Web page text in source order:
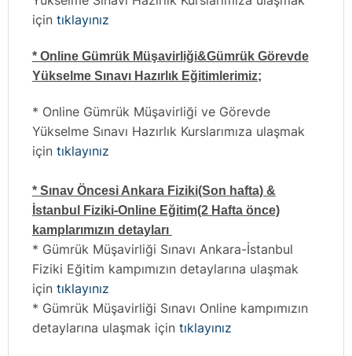
için tıklayınız
* Online Gümrük Müşavirliği&Gümrük Görevde
Yükselme Sınavı Hazırlık Eğitimlerimiz;
* Online Gümrük Müşavirliği ve Görevde
Yükselme Sınavı Hazırlık Kurslarımıza ulaşmak
için tıklayınız
* Sınav Öncesi Ankara Fiziki(Son hafta) &
İstanbul Fiziki-Online Eğitim(2 Hafta önce)
kamplarımızın detayları
* Gümrük Müşavirliği Sınavı Ankara-İstanbul
Fiziki Eğitim kampımızın detaylarına ulaşmak
için tıklayınız
* Gümrük Müşavirliği Sınavı Online kampımızın
detaylarına ulaşmak için tıklayınız